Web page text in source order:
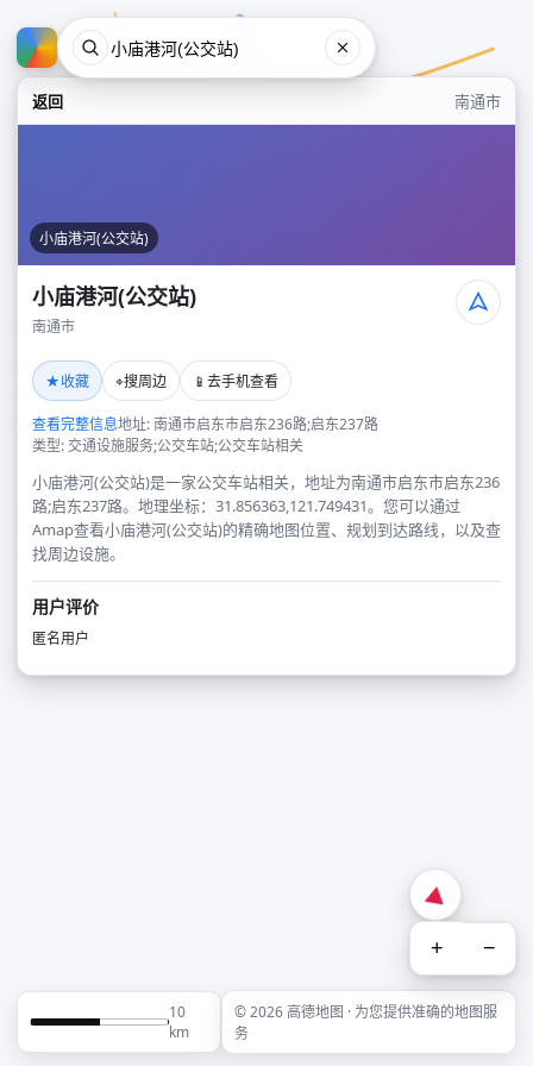
返回 南通市
小庙港河(公交站)
小庙港河(公交站)
南通市
★收藏 ⌖搜周边 📱 去手机查看
查看完整信息地址: 南通市启东市启东236路;启东237路
类型: 交通设施服务;公交车站;公交车站相关
小庙港河(公交站)是一家公交车站相关，地址为南通市启东市启东236
路;启东237路。地理坐标：31.856363,121.749431。您可以通过
Amap查看小庙港河(公交站)的精确地图位置、规划到达路线，以及查
找周边设施。
用户评价
匿名用户
+ −
10
km
© 2026 高德地图 · 为您提供准确的地图服
务